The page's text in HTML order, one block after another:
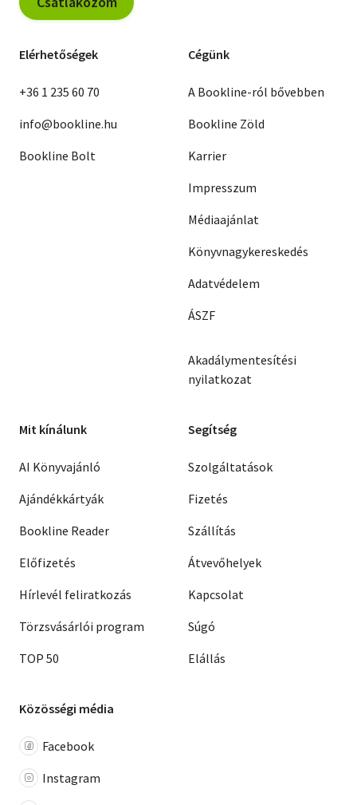
Elérhetőségek
+36 1 235 60 70
info@bookline.hu
Bookline Bolt
Cégünk
A Bookline-ról bővebben
Bookline Zöld
Karrier
Impresszum
Médiaajánlat
Könyvnagykereskedés
Adatvédelem
ÁSZF
Akadálymentesítési
nyilatkozat
Mit kínálunk
AI Könyvajánló
Ajándékkártyák
Bookline Reader
Előfizetés
Hírlevél feliratkozás
Törzsvásárlói program
TOP 50
Segítség
Szolgáltatások
Fizetés
Szállítás
Átvevőhelyek
Kapcsolat
Súgó
Elállás
Közösségi média
Facebook
Instagram